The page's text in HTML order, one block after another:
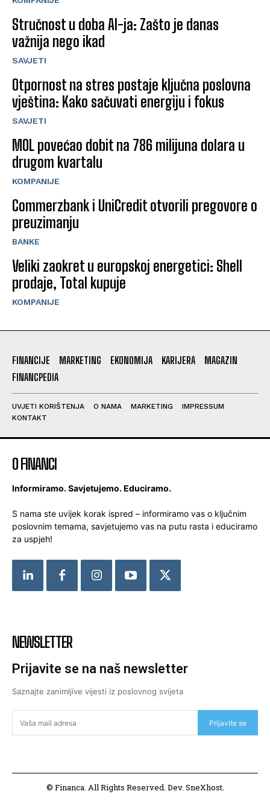
Stručnost u doba AI-ja: Zašto je danas
važnija nego ikad
SAVJETI
Otpornost na stres postaje ključna poslovna
vještina: Kako sačuvati energiju i fokus
SAVJETI
MOL povećao dobit na 786 milijuna dolara u
drugom kvartalu
KOMPANIJE
Commerzbank i UniCredit otvorili pregovore o
preuzimanju
BANKE
Veliki zaokret u europskoj energetici: Shell
prodaje, Total kupuje
KOMPANIJE
FINANCIJE MARKETING EKONOMIJA KARIJERA
MAGAZIN
FINANCPEDIA
UVJETI KORIŠTENJA O NAMA MARKETING
IMPRESSUM
KONTAKT
O FINANCI
Informiramo. Savjetujemo. Educiramo.
S nama ste uvijek korak ispred – informiramo vas o ključnim
poslovnim temama, savjetujemo vas na putu rasta i educiramo
za uspjeh!
NEWSLETTER
Prijavite se na naš newsletter
Saznajte zanimljive vijesti iz poslovnog svijeta
Prijavite se
© Financa. All Rights Reserved. Dev. SneXhost.